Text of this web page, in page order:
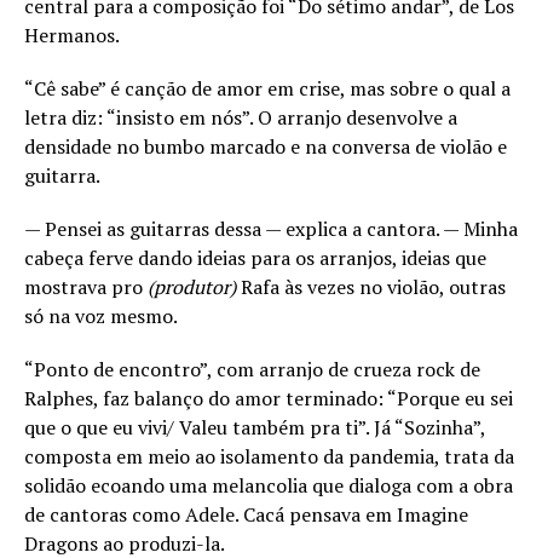
central para a composição foi “Do sétimo andar”, de Los
Hermanos.
“Cê sabe” é canção de amor em crise, mas sobre o qual a
letra diz: “insisto em nós”. O arranjo desenvolve a
densidade no bumbo marcado e na conversa de violão e
guitarra.
— Pensei as guitarras dessa — explica a cantora. — Minha
cabeça ferve dando ideias para os arranjos, ideias que
mostrava pro (produtor)Rafa às vezes no violão, outras
só na voz mesmo.
“Ponto de encontro”, com arranjo de crueza rock de
Ralphes, faz balanço do amor terminado: “Porque eu sei
que o que eu vivi/ Valeu também pra ti”. Já “Sozinha”,
composta em meio ao isolamento da pandemia, trata da
solidão ecoando uma melancolia que dialoga com a obra
de cantoras como Adele. Cacá pensava em Imagine
Dragons ao produzi-la.